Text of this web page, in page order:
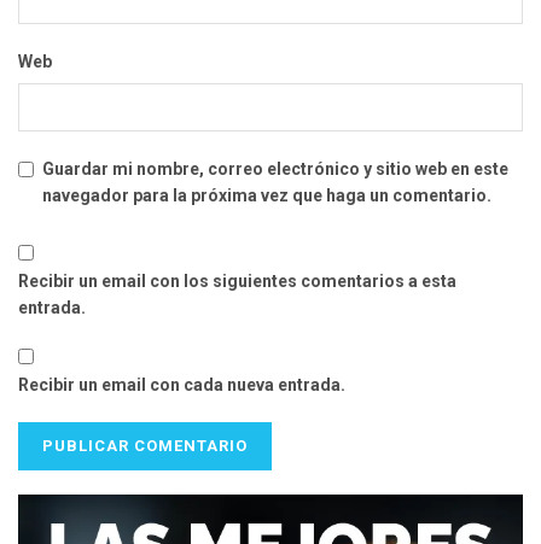
Web
Guardar mi nombre, correo electrónico y sitio web en este
navegador para la próxima vez que haga un comentario.
Recibir un email con los siguientes comentarios a esta
entrada.
Recibir un email con cada nueva entrada.